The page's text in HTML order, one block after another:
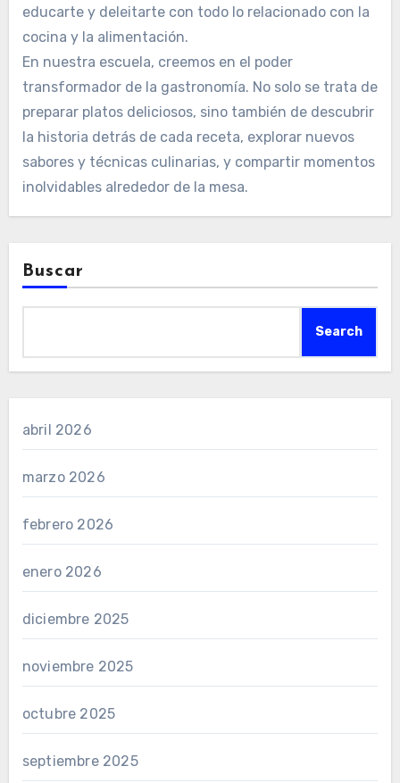
educarte y deleitarte con todo lo relacionado con la
cocina y la alimentación.
En nuestra escuela, creemos en el poder
transformador de la gastronomía. No solo se trata de
preparar platos deliciosos, sino también de descubrir
la historia detrás de cada receta, explorar nuevos
sabores y técnicas culinarias, y compartir momentos
inolvidables alrededor de la mesa.
Buscar
Search
abril 2026
marzo 2026
febrero 2026
enero 2026
diciembre 2025
noviembre 2025
octubre 2025
septiembre 2025